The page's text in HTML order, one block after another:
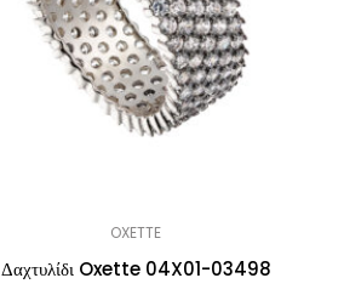
OXETTE
Δαχτυλίδι Oxette 04X01-03498